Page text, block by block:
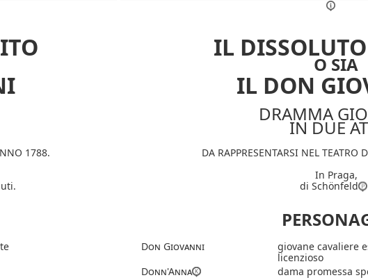
1788.
IL
O SIA
IL DON
DRAMMA
IN DUE
DA RAPPRESENTARSI NEL TEATRO
In Praga,
di Schönfeld
Don Giovanni
giovane cavaliere
licenzioso
Donn'Anna
dama promessa